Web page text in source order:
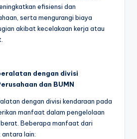
efisiensi dan
serta mengurangi biaya
akibat kecelakaan kerja atau
dengan divisi
dan BUMN
dengan divisi kendaraan pada
manfaat dalam pengelolaan
Beberapa manfaat dari
lain: